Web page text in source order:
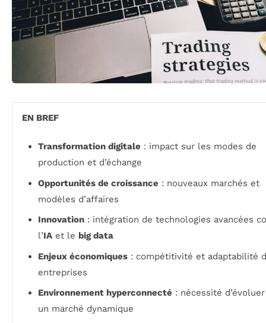
EN BREF
Transformation digitale : impact sur les modes de
production et d’échange
Opportunités de croissance : nouveaux marchés et
modèles d’affaires
Innovation : intégration de technologies avancées
l’IA et le big data
Enjeux économiques : compétitivité et adaptabilité
entreprises
Environnement hyperconnecté : nécessité
un marché dynamique